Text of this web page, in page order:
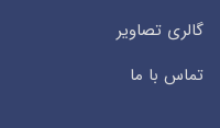
گالری تصاویر
تماس با ما